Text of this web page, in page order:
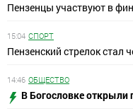
Пензенцы участвуют в
15:04 СПОРТ
Пензенский стрелок стал
14:46 ОБЩЕСТВО
В Богословке